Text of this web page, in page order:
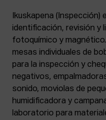
Ikuskapena (Inspección)
identificación, revisión y
fotoquímico y
mesas individuales de
para la inspección y
negativos,
sonido, moviolas de
humidificadora y
laboratorio para